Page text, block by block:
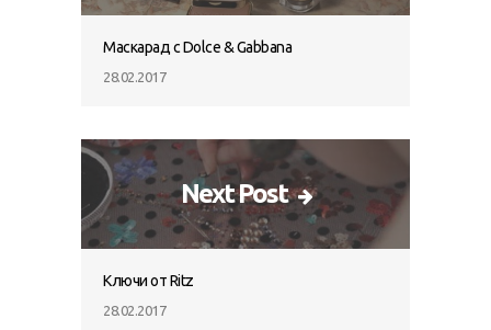
Маскарад с Dolce & Gabbana
28.02.2017
Next Post
Ключи от Ritz
28.02.2017